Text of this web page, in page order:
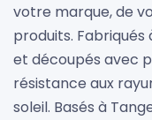
votre marque, de
produits.
et découpés avec
résistance aux
soleil. Basés à